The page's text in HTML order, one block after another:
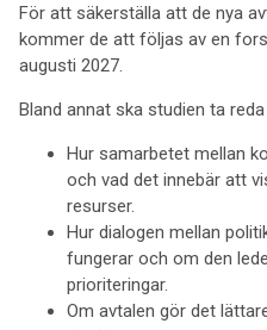
För att säkerställa att de nya
kommer de att följas av en
augusti 2027.
Bland annat ska studien ta reda
Hur samarbetet mellan
och vad det innebär att
resurser.
Hur dialogen mellan
fungerar och om den
prioriteringar.
Om avtalen gör det